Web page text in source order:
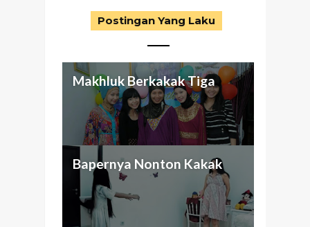
Postingan Yang Laku
Makhluk Berkakak Tiga
Aku dan Keluarga
(abnormal) ku
Antara Seragam Putih-Biru,
Otak Cetek, dan Bunuh Diri
Nggak Cuma Butuh Passion
Buat Beli Mansion
Bapernya Nonton Kakak